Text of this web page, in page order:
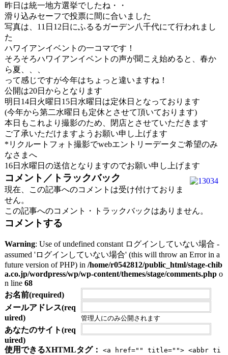
昨日は統一地方選挙でしたね・・
滑り込みセーフで投票に間に合いました
写真は、11日12日にふるるガーデン八千代にて行われまし
た
ハワイアンイベントの一コマです！
そろそろハワイアンイベントの声が聞こえ始めると、春か
ら夏、、、
って感じですが今年はちょっと違いますね！
公開は20日からとなります
明日14日火曜日15日水曜日は定休日となっております
(今年から第二水曜日も定休とさせて頂いております)
本日もこれより撮影のため、閉店とさせていただきます
ご了承いただけますようお願い申し上げます
*リクルートフォト撮影でwebエントリーデータご希望のみ
なさまへ
16日水曜日の送信となりますのでお願い申し上げます
コメント／トラックバック
現在、この記事へのコメントは受け付けておりま
せん。
この記事へのコメント・トラックバックはありません。
コメントする
Warning: Use of undefined constant ログインしていない場合 -
assumed 'ログインしていない場合' (this will throw an Error in a
future version of PHP) in /home/r0542812/public_html/stage-chib
a.co.jp/wordpress/wp/wp-content/themes/stage/comments.phpo
n line 68
お名前(required)
メールアドレス(req
uired)
管理人にのみ公開されます
あなたのサイト(req
uired)
使用できるXHTMLタグ：
<a href="" title=""> <abbr ti